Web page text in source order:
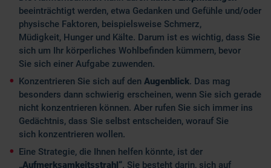
beeinträchtigt werden, etwa Gedanken und Gefühle und/oder
physische Faktoren, beispielsweise Schmerz,
Müdigkeit, Hunger und Kälte. Darum ist es wichtig, dass Sie
sich um Ihr körperliches Wohlbefinden kümmern, bevor
Sie sich einer Aufgabe zuwenden.
Konzentrieren Sie sich auf den Augenblick. Das mag
besonders dann schwierig erscheinen, wenn Sie sich gerade
nicht konzentrieren können. Aber rufen Sie sich immer ins
Gedächtnis, dass Sie selbst entscheiden, worauf Sie
sich konzentrieren wollen.
Eine Strategie, die Ihnen helfen könnte, ist der
„Aufmerksamkeitsstrahl“. Sie besteht darin, sich auf